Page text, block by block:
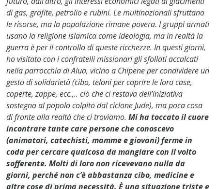
di gas, grafite, petrolio e rubini. Le multinazionali sfruttano
le risorse, ma la popolazione rimane povera. I gruppi armati
usano la religione islamica come ideologia, ma in realtà la
guerra è per il controllo di queste ricchezze. In questi giorni,
ho visitato con i confratelli missionari gli sfollati accalcati
nella parrocchia di Alua, vicino a Chipene per condividere un
gesto di solidarietà (cibo, teloni per coprire le loro case,
coperte, zappe, ecc.,.. ciò che ci restava dell’iniziativa
sostegno al popolo colpito dal ciclone Jude), ma poca cosa
di fronte alla realtà che ci troviamo.Mi ha toccato il cuore
incontrare tante care persone che conoscevo
(animatori, catechisti, mamme e giovani) ferme in
coda per cercare qualcosa da mangiare con il volto
sofferente. Molti di loro non ricevevano nulla da
giorni, perché non c’è abbastanza cibo, medicine e
altre cose di prima necessità. È una situazione triste e